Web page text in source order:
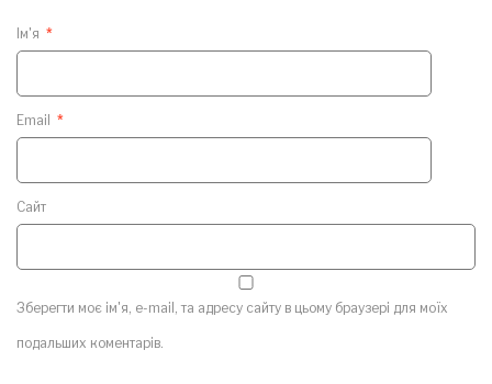
Ім'я *
Email *
Сайт
Зберегти моє ім'я, e-mail, та адресу сайту в цьому браузері для моїх
подальших коментарів.